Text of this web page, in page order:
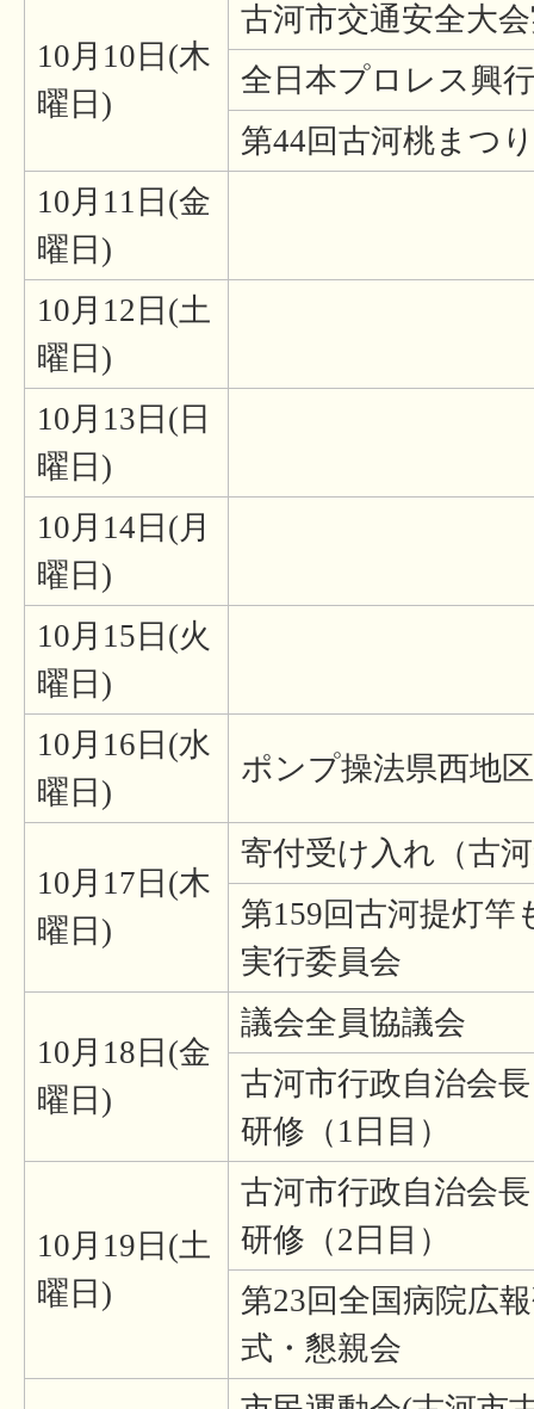
10月10日(木
曜日)
古河市交通安全大
全日本プロレス興行
第44回古河桃まつ
10月11日(金
曜日)
10月12日(土
曜日)
10月13日(日
曜日)
10月14日(月
曜日)
10月15日(火
曜日)
10月16日(水
曜日)
ポンプ操法県西地
10月17日(木
曜日)
寄付受け入れ（古
第159回古河提灯竿
実行委員会
10月18日(金
曜日)
議会全員協議会
古河市行政自治会
研修（1日目）
10月19日(土
曜日)
古河市行政自治会
研修（2日目）
第23回全国病院広
式・懇親会